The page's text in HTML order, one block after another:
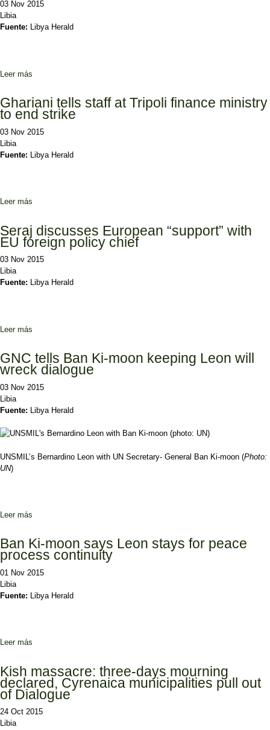
03 Nov 2015
Libia
Fuente: Libya Herald
Leer más
Ghariani tells staff at Tripoli finance ministry
to end strike
03 Nov 2015
Libia
Fuente:
Libya Herald
Leer más
Seraj discusses European “support” with
EU foreign policy chief
03 Nov 2015
Libia
Fuente: Libya Herald
Leer más
GNC tells Ban Ki-moon keeping Leon will
wreck dialogue
03 Nov 2015
Libia
Fuente:
Libya Herald
UNSMIL’s Bernardino Leon with UN Secretary- General Ban Ki-moon (Photo:
UN)
Leer más
Ban Ki-moon says Leon stays for peace
process continuity
01 Nov 2015
Libia
Fuente:
Libya Herald
Leer más
Kish massacre: three-days mourning
declared, Cyrenaica municipalities pull out
of Dialogue
24 Oct 2015
Libia